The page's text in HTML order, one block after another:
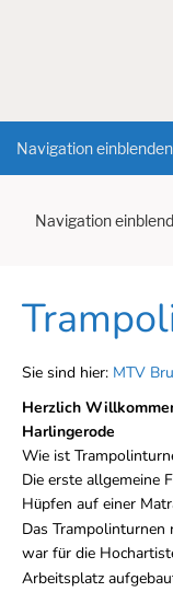
Navigation einblenden
Navigation
Sie sind hier: MTV
Herzlich
Harlingerode
Wie ist
Die erste allgemeine
Hüpfen auf einer
Das Trampolinturnen
war für die
Arbeitsplatz